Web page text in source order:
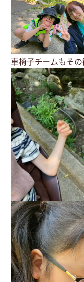
車椅子チームもそ